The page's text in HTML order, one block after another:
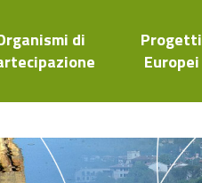
di
Progetti
Europei